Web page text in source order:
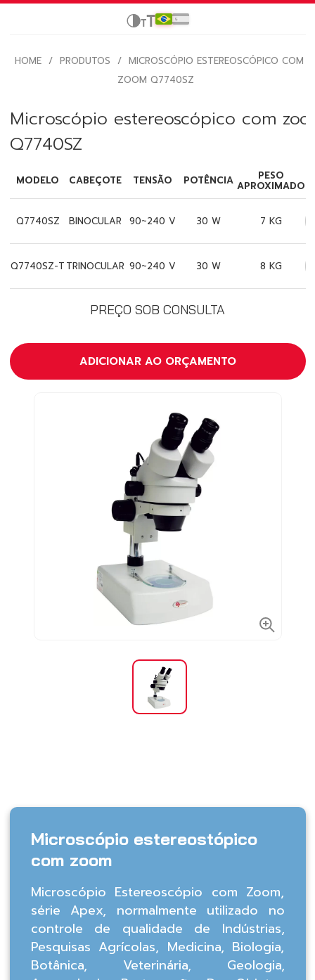
HOME / PRODUTOS / MICROSCÓPIO ESTEREOSCÓPICO COM
ZOOM Q7740SZ
Microscópio estereoscópico com
Q7740SZ
MODELO CABEÇOTE TENSÃO POTÊNCIA PESO
APROXIMADO
Q7740SZ BINOCULAR 90~240 V 30 W 7 KG
Q7740SZ-T TRINOCULAR 90~240 V 30 W 8 KG
PREÇO SOB CONSULTA
ADICIONAR AO ORÇAMENTO
Microscópio estereostópico
com zoom
Microscópio Estereoscópio com Zoom,
série Apex, normalmente utilizado no
controle de qualidade de Indústrias,
Pesquisas Agrícolas, Medicina, Biologia,
Botânica, Veterinária, Geologia,